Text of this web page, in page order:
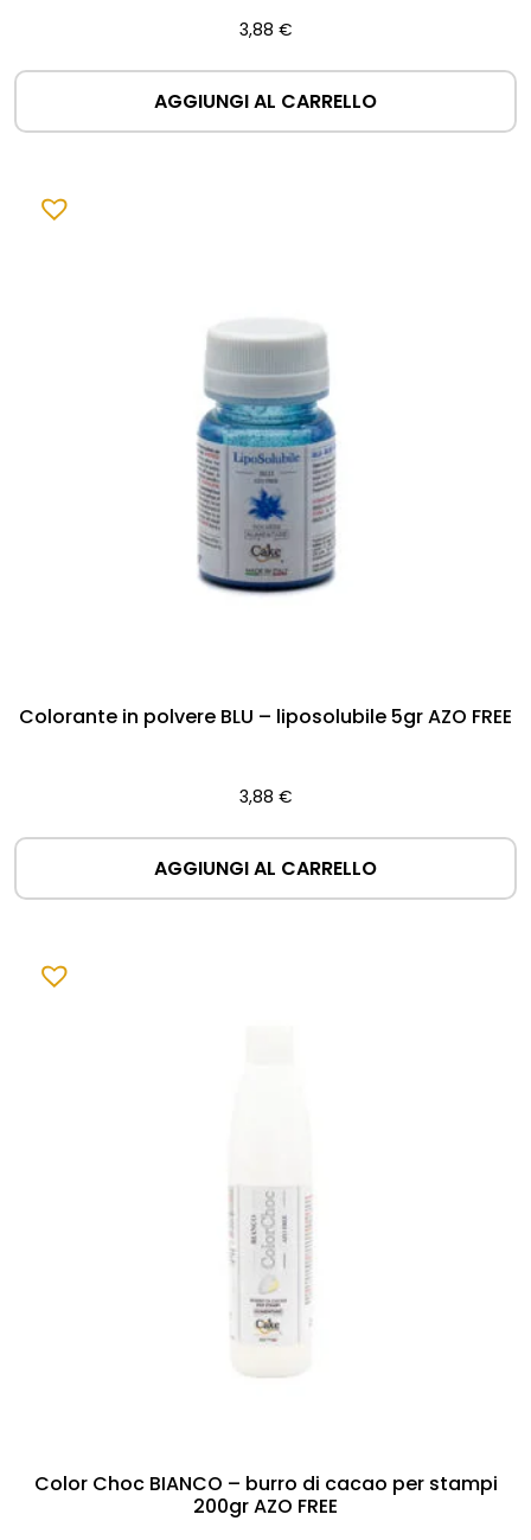
3,88 €
AGGIUNGI AL CARRELLO
Colorante in polvere BLU – liposolubile 5gr AZO FREE
3,88 €
AGGIUNGI AL CARRELLO
Color Choc BIANCO – burro di cacao per stampi
200gr AZO FREE